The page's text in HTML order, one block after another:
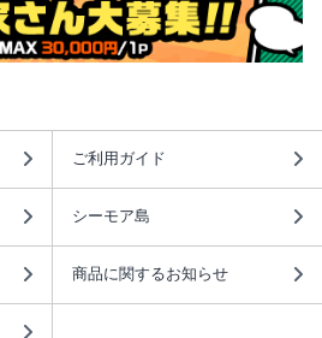
ご利用ガイド
シーモア島
商品に関するお知らせ